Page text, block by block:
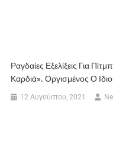
Ραγδαίες Εξελίξεις Για
Καρδιά». Οργισμένος Ο
12 Αυγούστου, 2021